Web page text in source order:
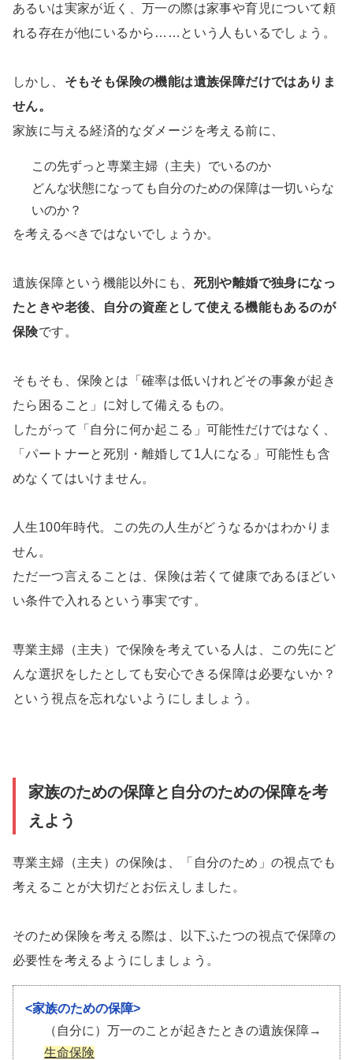
あるいは実家が近く、万一の際は家事や育児について頼
れる存在が他にいるから……という人もいるでしょう。
しかし、 そもそも保険の機能は遺族保障だけではありま
せん。
家族に与える経済的なダメージを考える前に、
この先ずっと専業主婦（主夫）でいるのか
どんな状態になっても自分のための保障は一切いらな
いのか？
を考えるべきではないでしょうか。
遺族保障という機能以外にも、 死別や離婚で独身になっ
たときや老後、自分の資産として使える機能もあるのが
保険です。
そもそも、保険とは「確率は低いけれどその事象が起き
たら困ること」に対して備えるもの。
したがって「自分に何か起こる」可能性だけではなく、
「パートナーと死別・離婚して1人になる」可能性も含
めなくてはいけません。
人生100年時代。この先の人生がどうなるかはわかりま
せん。
ただ一つ言えることは、保険は若くて健康であるほどい
い条件で入れるという事実です。
専業主婦（主夫）で保険を考えている人は、この先にど
んな選択をしたとしても安心できる保障は必要ないか？
という視点を忘れないようにしましょう。
家族のための保障と自分のための保障を考
えよう
専業主婦（主夫）の保険は、「自分のため」の視点でも
考えることが大切だとお伝えしました。
そのため保険を考える際は、以下ふたつの視点で保障の
必要性を考えるようにしましょう。
<家族のための保障>
（自分に）万一のことが起きたときの遺族保障→
生命保険